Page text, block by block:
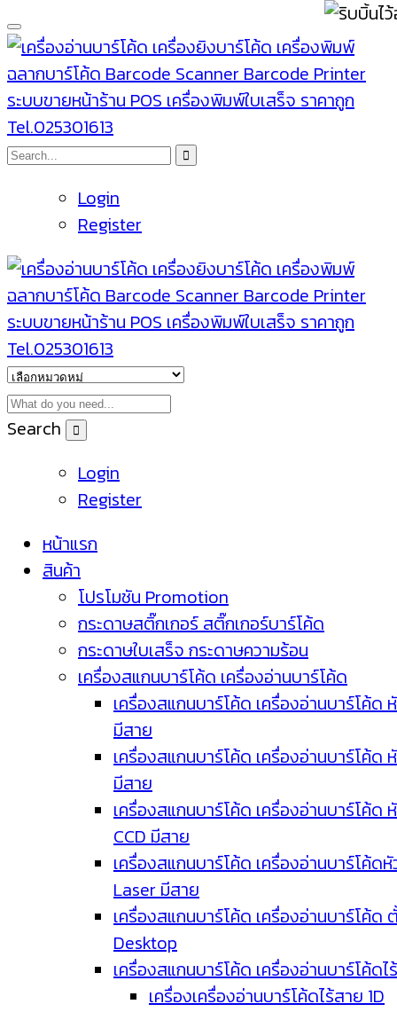
Login
Register
Search
Login
Register
หน้าแรก
สินค้า
โปรโมชัน Promotion
กระดาษสติ๊กเกอร์ สติ๊กเกอร์บาร์โค้ด
กระดาษใบเสร็จ กระดาษความร้อน
เครื่องสแกนบาร์โค้ด เครื่องอ่านบาร์โค้ด
เครื่องสแกนบาร์โค้ด เครื่องอ่านบาร์โค้ด
มีสาย
เครื่องสแกนบาร์โค้ด เครื่องอ่านบาร์โค้ด
มีสาย
เครื่องสแกนบาร์โค้ด เครื่องอ่านบาร์โค้ด
CCD มีสาย
เครื่องสแกนบาร์โค้ด เครื่องอ่านบาร์โค้ด
Laser มีสาย
เครื่องสแกนบาร์โค้ด เครื่องอ่านบาร์โค้ด
Desktop
เครื่องสแกนบาร์โค้ด เครื่องอ่านบาร์โค้ดไ
เครื่องเครื่องอ่านบาร์โค้ดไร้สาย 1D